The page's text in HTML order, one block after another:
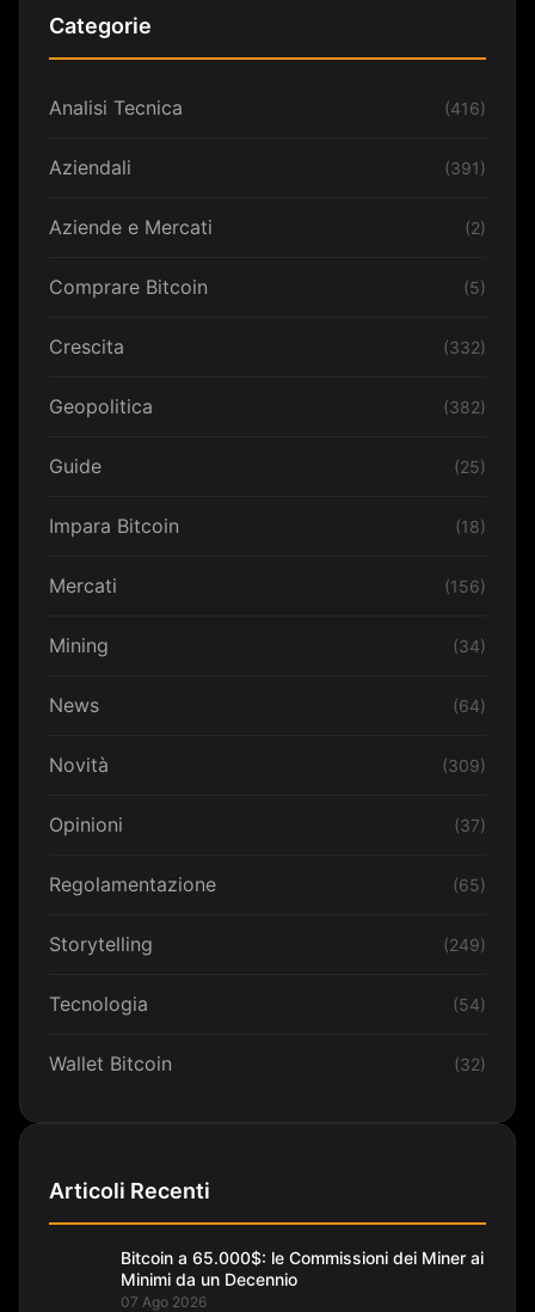
Categorie
Analisi Tecnica (416)
Aziendali (391)
Aziende e Mercati (2)
Comprare Bitcoin (5)
Crescita (332)
Geopolitica (382)
Guide (25)
Impara Bitcoin (18)
Mercati (156)
Mining (34)
News (64)
Novità (309)
Opinioni (37)
Regolamentazione (65)
Storytelling (249)
Tecnologia (54)
Wallet Bitcoin (32)
Articoli Recenti
Bitcoin a 65.000$: le Commissioni dei Miner ai
Minimi da un Decennio
07 Ago 2026